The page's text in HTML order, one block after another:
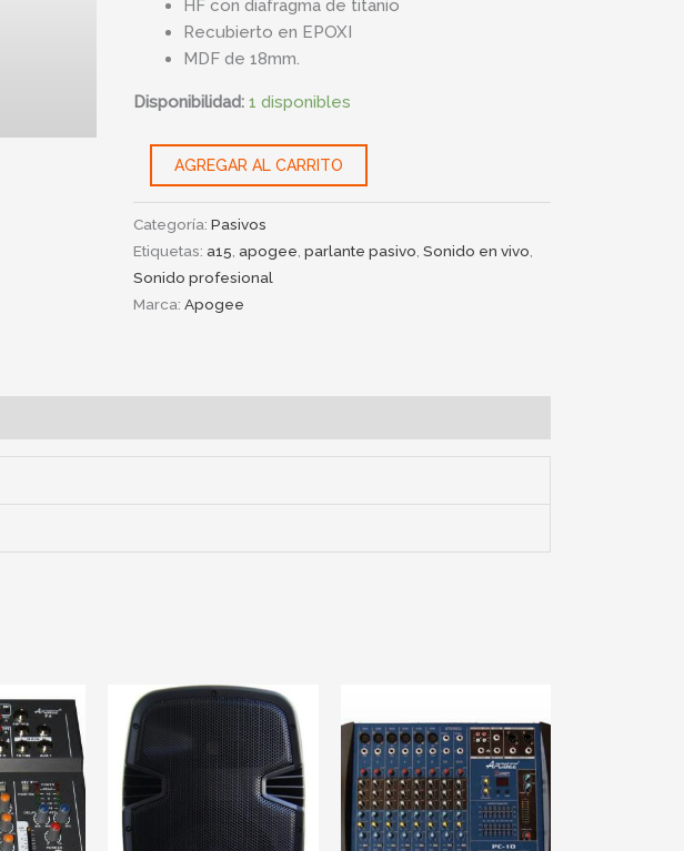
HF con diafragma de titanio
Recubierto en EPOXI
MDF de 18mm.
Disponibilidad: 1 disponibles
AGREGAR AL CARRITO
Categoría:Pasivos
Etiquetas: a15 apogee ,parlante pasivo ,Sonido en vivo
Sonido profesional
Marca:Apogee